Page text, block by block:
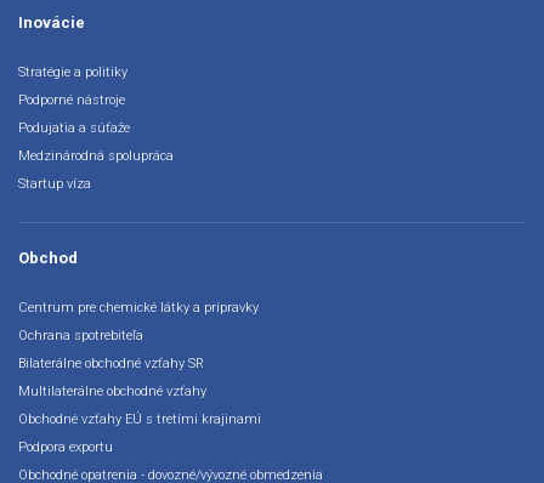
Inovácie
Stratégie a politiky
Podporné nástroje
Podujatia a súťaže
Medzinárodná spolupráca
Startup víza
Obchod
Centrum pre chemické látky a prípravky
Ochrana spotrebiteľa
Bilaterálne obchodné vzťahy SR
Multilaterálne obchodné vzťahy
Obchodné vzťahy EÚ s tretími krajinami
Podpora exportu
Obchodné opatrenia - dovozné/vývozné obmedzenia